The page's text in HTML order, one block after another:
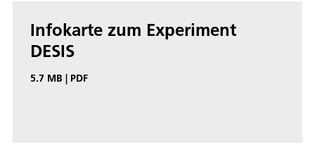
Infokarte zum Experiment
DESIS
5.7 MB PDF